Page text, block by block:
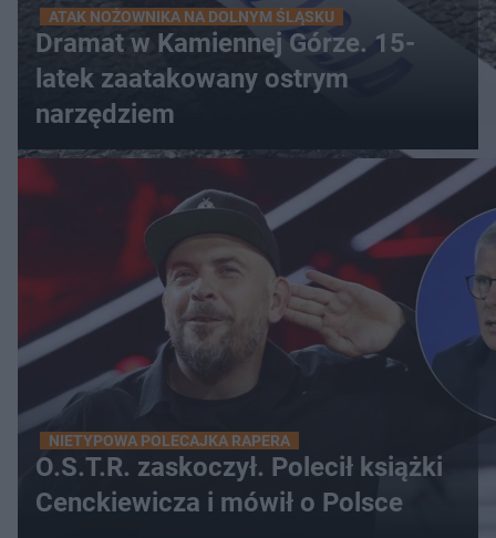
ATAK NOŻOWNIKA NA DOLNYM ŚLĄSKU
Dramat w Kamiennej Górze. 15-
latek zaatakowany ostrym
narzędziem
NIETYPOWA POLECAJKA RAPERA
O.S.T.R. zaskoczył. Polecił książki
Cenckiewicza i mówił o Polsce